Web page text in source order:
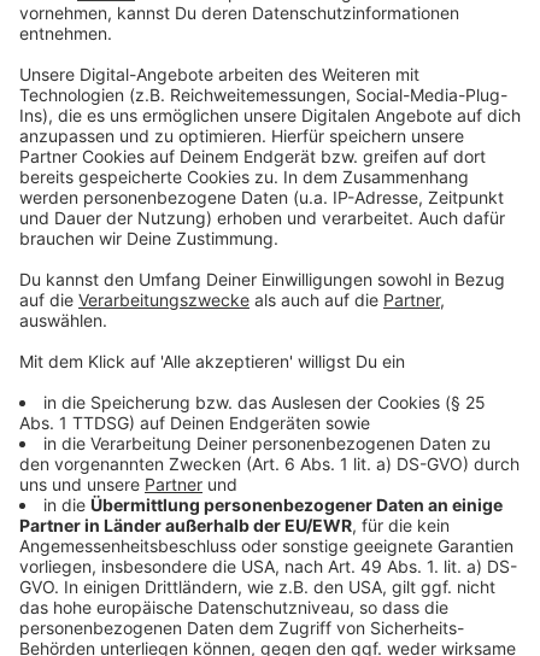
Meldung der Düsseldorfer Feuerwehr dazu
Düsseldorfer Feuerwehr bekommt zwei neue Wachen
Weitere Blaulicht-Meldungen bei Antenne Düsseldorf
Anzeige
Folge uns für mehr News & Updates:
Anzeige
Livestream|Instagram|Facebook|WhatsApp-Kanal
Anzeige